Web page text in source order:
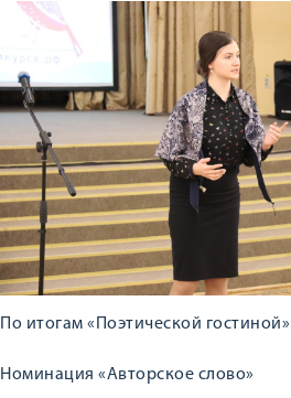
По итогам «Поэтической
Номинация «Авторское слово»